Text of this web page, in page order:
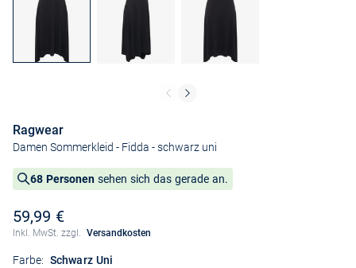
Ragwear
Damen Sommerkleid - Fidda - schwarz uni
68 Personen sehen sich das gerade an.
59,99 €
Inkl. MwSt. zzgl. Versandkosten
Farbe: Schwarz Uni